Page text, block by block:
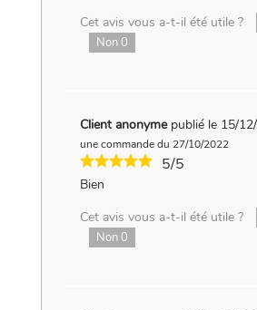
Cet avis vous a-t-il été utile ?
Non0
Client anonyme publié le 15/
une commande du 27/10/2022
5/5
Bien
Cet avis vous a-t-il été utile ?
Non0